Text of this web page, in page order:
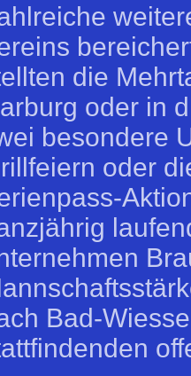
die
oder in
besondere
oder
Bad-